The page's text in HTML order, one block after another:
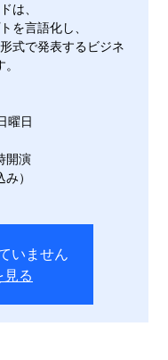
は、
を言語化し、
式で発表するビジネ
曜日
開演
）
いません
る